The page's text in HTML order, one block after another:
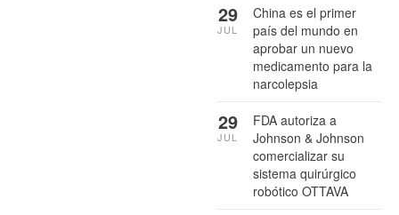
China es el primer
país del mundo en
aprobar un nuevo
medicamento para la
narcolepsia
29
JUL
FDA autoriza a
Johnson & Johnson
comercializar su
sistema quirúrgico
robótico OTTAVA
29
JUL